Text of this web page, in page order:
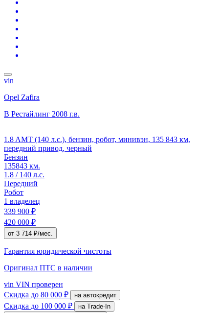
vin
Opel Zafira
B Рестайлинг 2008 г.в.
1.8 AMT (140 л.с.), бензин, робот, минивэн, 135 843 км,
передний привод, черный
Бензин
135843 км.
1.8 / 140 л.с.
Передний
Робот
1 владелец
339 900 ₽
420 000 ₽
от 3 714 ₽/мес.
Гарантия юридической чистоты
Оригинал ПТС в наличии
vin VIN проверен
Скидка до 80 000 ₽ на автокредит
Скидка до 100 000 ₽
на Trade-In